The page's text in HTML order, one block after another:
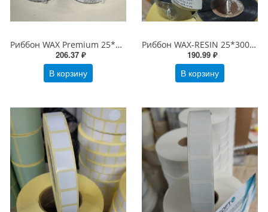
Риббон WAX Premium 25*450 м OUT Черный
206.37 ₽
В корзину
Риббон WAX-RESIN 25*300 OUT
190.99 ₽
В корзину